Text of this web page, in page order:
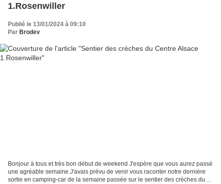
1.Rosenwiller
Publié le 13/01/2024 à 09:10
Par Brodev
Bonjour à tous et très bon début de weekend J'espère que vous aurez passé
une agréable semaine.J'avais prévu de venir vous raconter notre dernière
sortie en camping-car de la semaine passée sur le sentier des crèches du